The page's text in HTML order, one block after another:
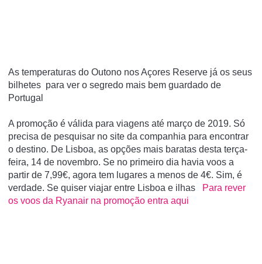
As temperaturas do Outono nos Açores Reserve já os seus
bilhetes para ver o segredo mais bem guardado de
Portugal
A promoção é válida para viagens até março de 2019. Só
precisa de pesquisar no site da companhia para encontrar
o destino. De Lisboa, as opções mais baratas desta terça-
feira, 14 de novembro. Se no primeiro dia havia voos a
partir de 7,99€, agora tem lugares a menos de 4€. Sim, é
verdade. Se quiser viajar entre Lisboa e ilhas
Para rever
os voos da Ryanair na promoção entra aqui